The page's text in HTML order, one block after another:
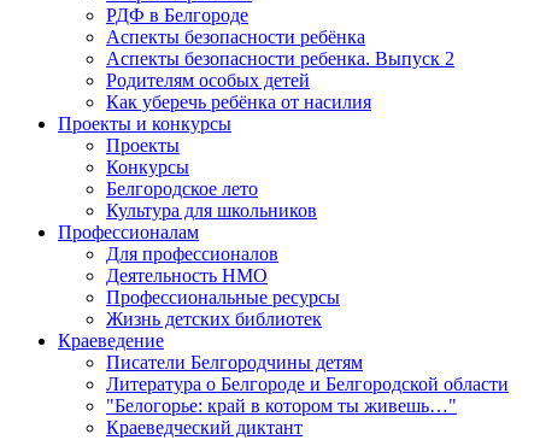
РДФ в Белгороде
Аспекты безопасности ребёнка
Аспекты безопасности ребенка. Выпуск 2
Родителям особых детей
Как уберечь ребёнка от насилия
Проекты и конкурсы
Проекты
Конкурсы
Белгородское лето
Культура для школьников
Профессионалам
Для профессионалов
Деятельность НМО
Профессиональные ресурсы
Жизнь детских библиотек
Краеведение
Писатели Белгородчины детям
Литература о Белгороде и Белгородской области
"Белогорье: край в котором ты живешь…"
Краеведческий диктант